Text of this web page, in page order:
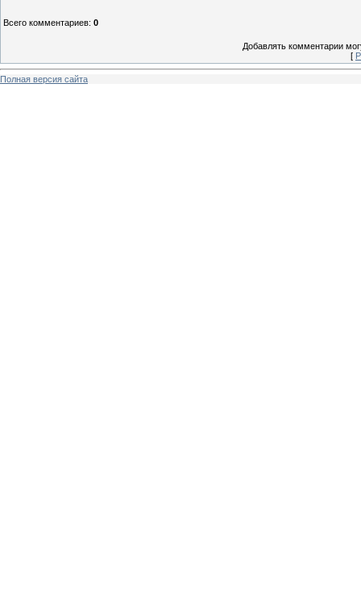
Всего комментариев: 0
Добавлять комментарии
[
Полная версия сайта